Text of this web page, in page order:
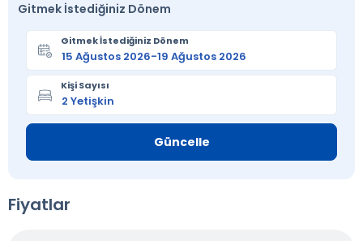
Gitmek İstediğiniz Dönem
Gitmek İstediğiniz Dönem
Kişi Sayısı
Güncelle
Fiyatlar